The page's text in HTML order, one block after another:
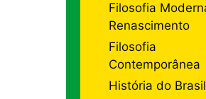
Filosofia
Renascimento
Filosofia
Contemporânea
História do Brasil